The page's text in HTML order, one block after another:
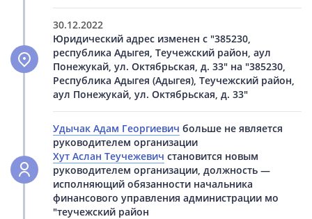
30.12.2022
Юридический адрес изменен с "385230,
республика Адыгея, Теучежский район, аул
Понежукай, ул. Октябрьская, д. 33" на "385230,
Республика Адыгея (Адыгея), Теучежский район,
аул Понежукай, ул. Октябрьская, д. 33"
Удычак Адам Георгиевич больше не является
руководителем организации
Хут Аслан Теучежевич становится новым
руководителем организации, должность —
исполняющий обязанности начальника
финансового управления администрации мо
"теучежский район